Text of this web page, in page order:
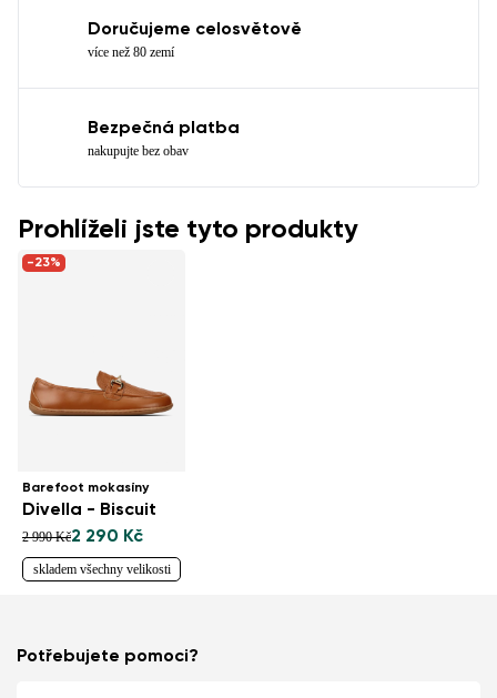
Doručujeme celosvětově
více než 80 zemí
Bezpečná platba
nakupujte bez obav
Prohlíželi jste tyto produkty
-23%
Barefoot mokasíny
Divella - Biscuit
2 990 Kč2 290 Kč
skladem všechny velikosti
Potřebujete pomoci?